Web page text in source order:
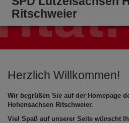
Ritschweier
Herzlich Willkommen!
Wir begrüßen Sie auf der Homepage
Hohensachsen Ritschweier.
Viel Spaß auf unserer Seite wünscht